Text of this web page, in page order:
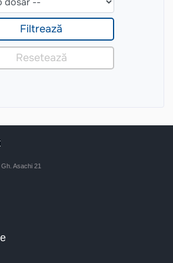
Asachi 21